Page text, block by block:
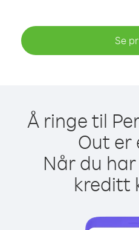
Se
Å ringe til
Out er
Når du
kreditt